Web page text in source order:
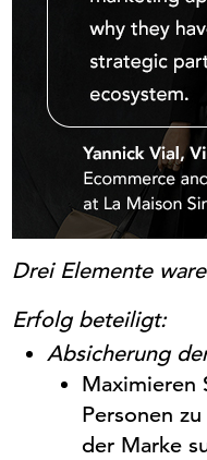
Drei Elemente
Erfolg beteiligt:
Absicherung
Maximieren
Personen
der Marke